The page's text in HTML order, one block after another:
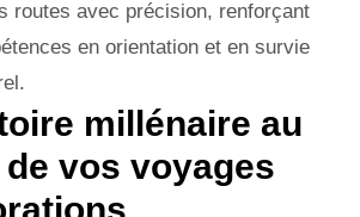
routes avec précision, renforçant
en orientation et en survie
millénaire au
vos voyages